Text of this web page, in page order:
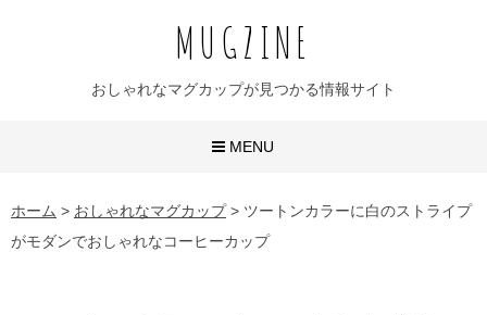
MUGZINE
おしゃれなマグカップが見つかる情報サイト
MENU
おしゃれなマグカップ
かわいいマグカップ
ホーム > おしゃれなマグカップ> ツートンカラーに白のストライプ
がモダンでおしゃれなコーヒーカップ